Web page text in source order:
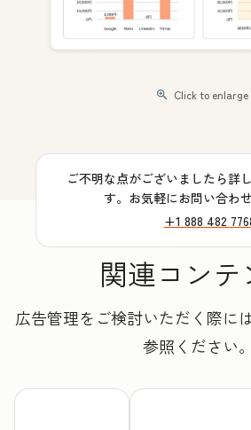
Click to enlarge
ご不明な点がございましたら詳
す。お気軽にお問い合わ
+1 888 482
関連コンテ
広告管理をご検討いただく際に
参照ください。